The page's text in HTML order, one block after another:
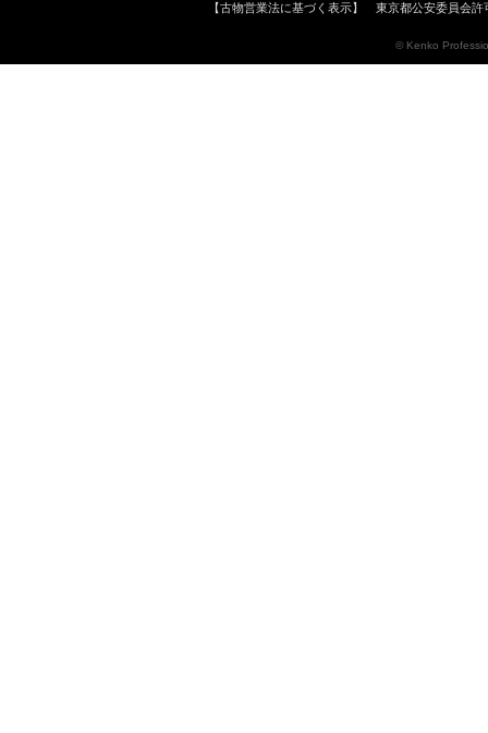
【古物営業法に基づく表示】 東京都公安委員会
© Kenko